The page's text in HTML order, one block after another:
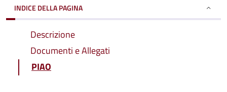
INDICE DELLA PAGINA
Descrizione
Documenti e Allegati
PIAO